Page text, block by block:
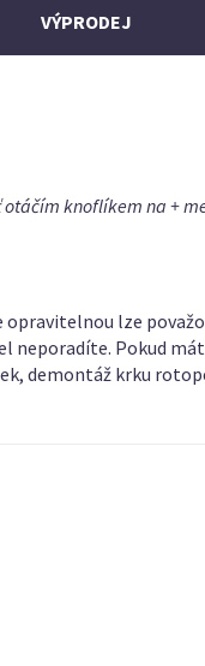
VÝPRODEJ
knoflíkem na +
lze
Pokud
demontáž krku